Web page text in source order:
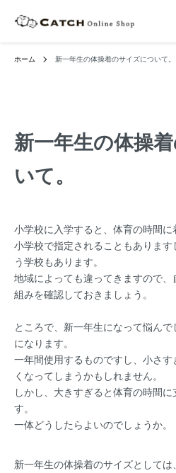
ホーム 新一年生の体操着のサイズについて。
新一年生の体操
いて。
小学校に入学すると、体育の時間に
小学校で指定されることもありま
う学校もあります。
地域によっても違ってきますので
組みを確認しておきましょう。
ところで、新一年生になって悩ん
になります。
一年間使用するものですし、小さ
くなってしまうかもしれません。
しかし、大きすぎると体育の時間
す。
一体どうしたらよいのでしょうか。
新一年生の体操着のサイズとして